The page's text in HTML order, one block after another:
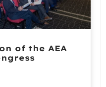
of the AEA